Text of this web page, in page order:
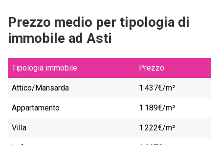
Prezzo medio per tipologia di
immobile ad Asti
Tipologia immobile Prezzo
Attico/Mansarda 1.437€/m²
Appartamento 1.189€/m²
Villa 1.222€/m²